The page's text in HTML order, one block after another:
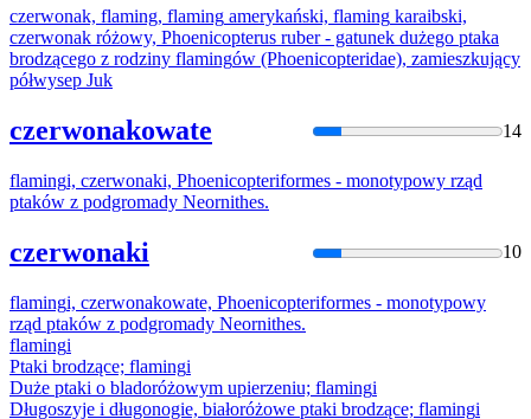
czerwonak, flaming, flaming amerykański, flaming karaibski,
czerwonak różowy, Phoenicopterus ruber - gatunek dużego ptaka
brodzącego z rodziny flamingów (Phoenicopteridae), zamieszkujący
półwysep Juk
czerwonakowate 14
flamingi, czerwonaki, Phoenicopteriformes - monotypowy rząd
ptaków z podgromady Neornithes.
czerwonaki 10
flamingi, czerwonakowate, Phoenicopteriformes - monotypowy
rząd ptaków z podgromady Neornithes.
flamingi
Ptaki brodzące; flamingi
Duże ptaki o bladoróżowym upierzeniu; flamingi
Długoszyje i długonogie, białoróżowe ptaki brodzące; flamingi